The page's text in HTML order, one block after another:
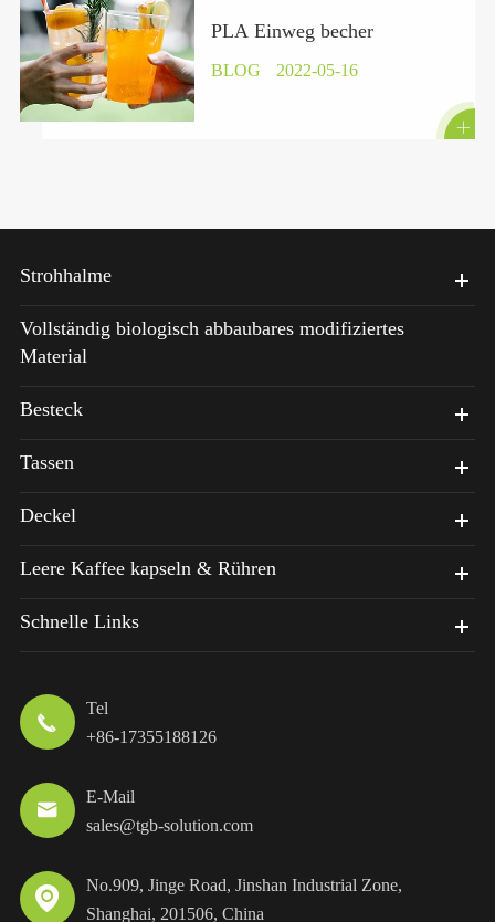
PLA Einweg becher
BLOG 2022-05-16

Strohhalme
Vollständig biologisch abbaubares modifiziertes
Material
Besteck
Tassen
Deckel
Leere Kaffee kapseln & Rühren
Schnelle Links

Tel
+86-17355188126

E-Mail
sales@tgb-solution.com

No.909, Jinge Road, Jinshan Industrial Zone,
Shanghai, 201506, China